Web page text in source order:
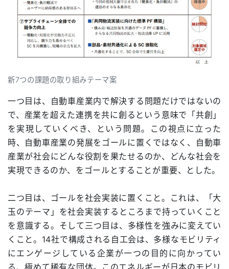
新7つの課題の取り組みテーマ案
一つ目は、自動車産業内で解決する問題だけではないの
で、産業を超えた連携を共に創るという意味で「共創」
を実現していくべき、という問題。この視点に立った
時、自動車産業の発展をゴールに置くではなく、自動車
産業が社会にどんな役割を果たせるのか、どんな社会を
実現できるのか、をゴールとすることが重要、とした。
二つ目は、ゴールを社会実装に置くこと。これは、「大
玉のテーマ」を社会実装するところまで持っていくこと
を意識する。そして三つ目は、多様性を強みに変えてい
くこと。14社で構成される自工会は、多様なモビリティ
にエンゲージしている企業が一つの目的に向かってい